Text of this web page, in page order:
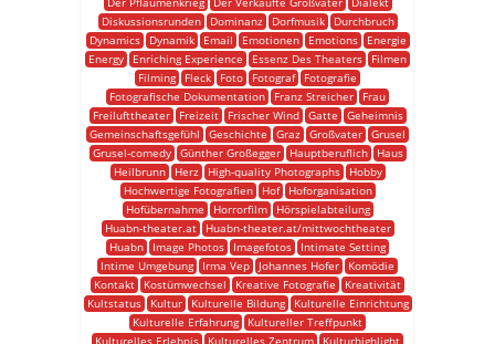
Diskussionsrunden
Dominanz Dorfmusik
Durchbruch
Dynamics
Dynamik Email Emotionen Emotions
Energie
Energy
Enriching Experience Essenz Des Theaters
Filmen
Filming
Fleck Foto Fotograf
Fotografie
Fotografische Dokumentation
Franz Streicher
Frau
Freilufttheater
Freizeit Frischer Wind Gatte
Geheimnis
Gemeinschaftsgefühl
Geschichte Graz Großvater Grusel
Grusel-comedy
Günther Großegger Hauptberuflich
Haus
Heilbrunn
Herz High-quality Photographs
Hobby
Hochwertige Fotografien
Hof
Hoforganisation
Hofübernahme
Horrorfilm
Hörspielabteilung
Huabn-theater.at
Huabn-theater.at/mittwochtheater
Huabn
Image Photos Imagefotos
Intimate Setting
Intime Umgebung
Irma Vep Johannes Hofer
Komödie
Kontakt
Kostümwechsel Kreative Fotografie
Kreativität
Kultstatus
Kultur Kulturelle Bildung
Kulturelle Einrichtung
Kulturelle Erfahrung
Kultureller Treffpunkt
Kulturelles Erlebnis
Kulturelles Zentrum Kulturhighlight